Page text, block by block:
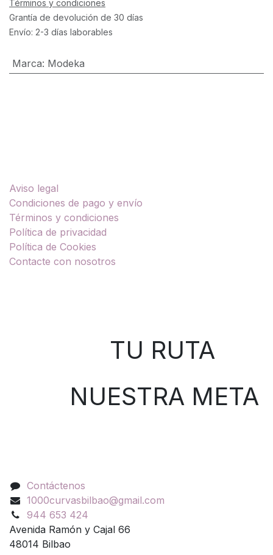
Términos y condiciones
Grantía de devolución de 30 días
Envío: 2-3 días laborables
Marca: Modeka
Aviso legal
Condiciones de pago y envío
Términos y condiciones
Política de privacidad
Política de Cookies
Contacte con nosotros
TU RUTA
NUESTRA META
Contáctenos
1000curvasbilbao@gmail.com
944 653 424
Avenida Ramón y Cajal 66
48014 Bilbao